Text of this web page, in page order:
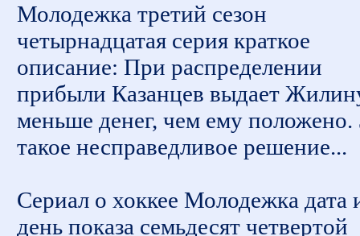
Молодежка третий сезон
четырнадцатая серия краткое
описание: При распределении
прибыли Казанцев выдает
меньше денег, чем ему положено.
такое несправедливое решение...
Сериал о хоккее Молодежка дата
день показа семьдесят четвертой